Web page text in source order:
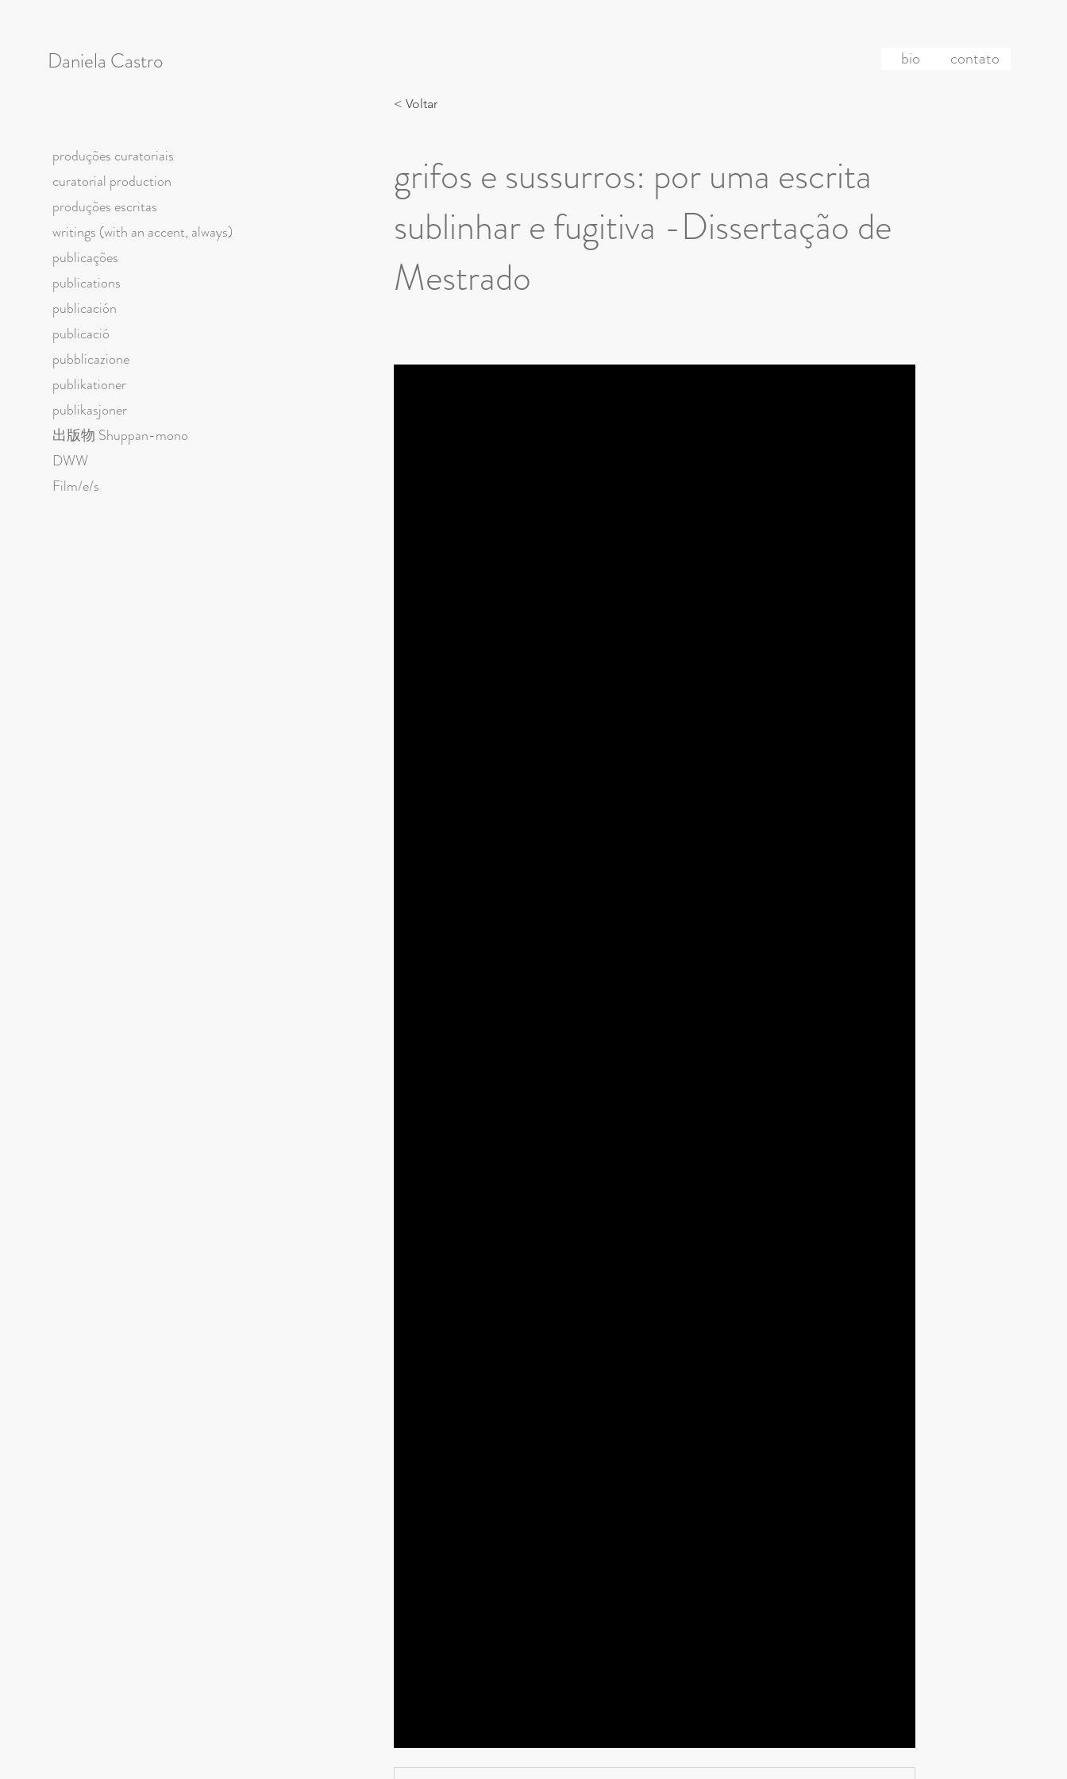
produções curatoriais
curatorial production
produções escritas
writings (with an accent, always)
publicações
publications
publicación
publicació
pubblicazione
publikationer
publikasjoner
出版物 Shuppan-mono
DWW
Film/e/s
Daniela Castro bio contato
< Voltar
grifos e sussurros: por uma escrita
sublinhar e fugitiva -Dissertação de
Mestrado